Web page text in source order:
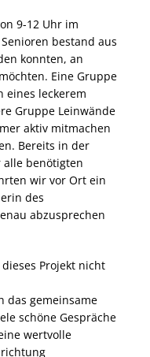
9-12 Uhr im
bestand aus
konnten, an
Eine Gruppe
eines leckerem
Gruppe Leinwände
aktiv mitmachen
Bereits in der
alle benötigten
wir vor Ort ein
des
abzusprechen
Projekt nicht
das gemeinsame
schöne Gespräche
wertvolle